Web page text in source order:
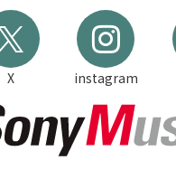
X instagram